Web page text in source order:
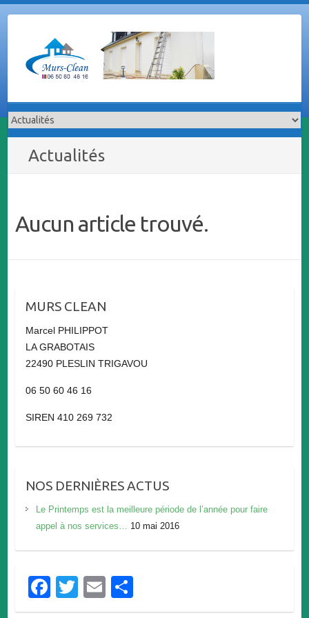
Actualités
Aucun article trouvé.
MURS CLEAN
Marcel PHILIPPOT
LA GRABOTAIS
22490 PLESLIN TRIGAVOU
06 50 60 46 16
SIREN 410 269 732
NOS DERNIÈRES ACTUS
Le Printemps est la meilleure période de l’année pour faire
appel à nos services…
10 mai 2016
F
a
T
wi
E
m ar